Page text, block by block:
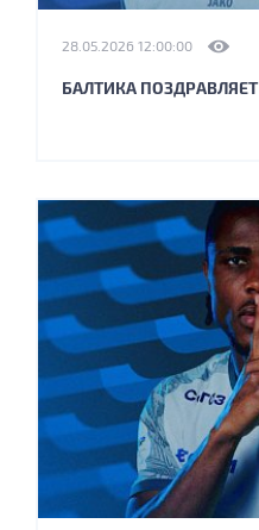
28.05.2026 12:00:00
БАЛТИКА ПОЗДРАВЛЯЕТ